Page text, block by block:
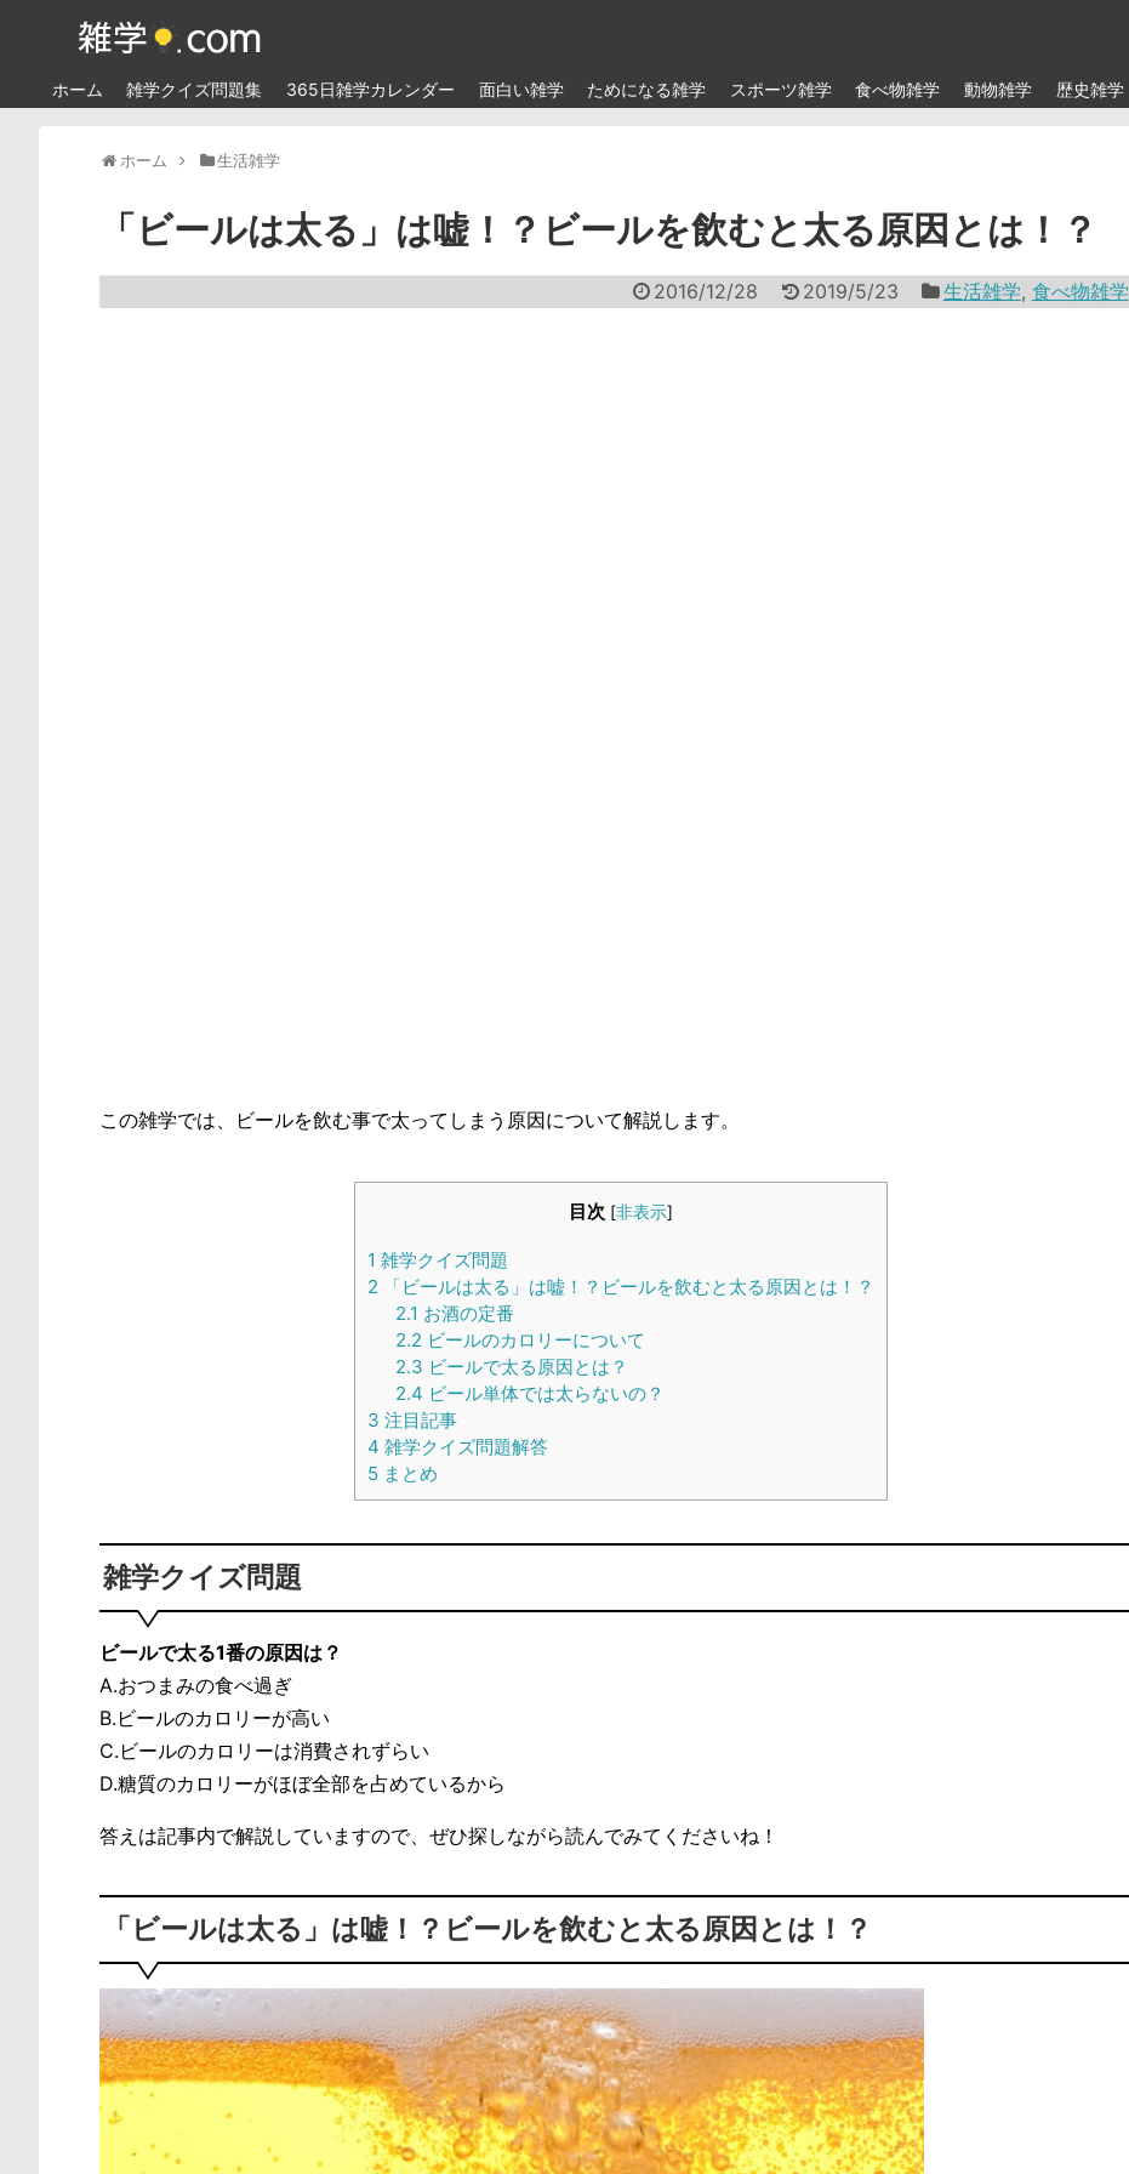
ホーム 雑学クイズ問題集 365日雑学カレンダー 面白い雑学 ためになる雑学 スポーツ雑学 食べ物雑学 動物雑学 歴史雑学
ホーム 生活雑学
「ビールは太る」は嘘！？ビールを飲むと太る原因とは！？
2016/12/28 2019/5/23 生活雑学, 食べ物雑学
この雑学では、ビールを飲む事で太ってしまう原因について解説します。
目次 [非表示]
1 雑学クイズ問題
2 「ビールは太る」は嘘！？ビールを飲むと太る原因とは！？
2.1 お酒の定番
2.2 ビールのカロリーについて
2.3 ビールで太る原因とは？
2.4 ビール単体では太らないの？
3 注目記事
4 雑学クイズ問題解答
5 まとめ
雑学クイズ問題
ビールで太る1番の原因は？
A.おつまみの食べ過ぎ
B.ビールのカロリーが高い
C.ビールのカロリーは消費されずらい
D.糖質のカロリーがほぼ全部を占めているから
答えは記事内で解説していますので、ぜひ探しながら読んでみてくださいね！
「ビールは太る」は嘘！？ビールを飲むと太る原因とは！？